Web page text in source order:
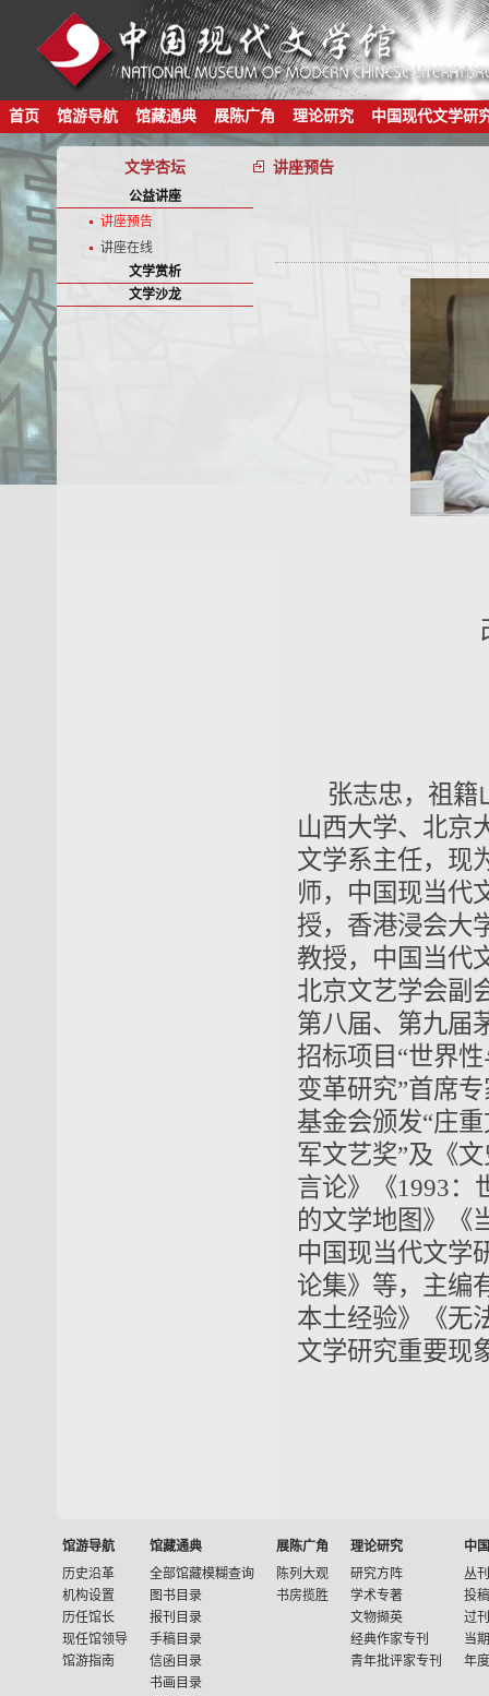
首页 馆游导航 馆藏通典 展陈广角 理论研究 中国现代文学研
文学杏坛 讲座预告
公益讲座
讲座预告
讲座在线
文学赏析
文学沙龙
张志忠，祖籍
山西大学、北京
文学系主任，现
师，中国现当代
授，香港浸会大
教授，中国当代
北京文艺学会副
第八届、第九届
招标项目“世界
变革研究”首席
基金会颁发“庄
军文艺奖”及《
言论》《1993：
的文学地图》《
中国现当代文学
论集》等，主编
本土经验》《无
文学研究重要现
馆游导航
历史沿革
机构设置
历任馆长
现任馆领导
馆游指南
馆藏通典
全部馆藏模糊查询
图书目录
报刊目录
手稿目录
信函目录
书画目录
展陈广角
陈列大观
书房揽胜
理论研究
研究方阵
学术专著
文物撷英
经典作家专刊
青年批评家专刊
中
丛
投
过
当
年